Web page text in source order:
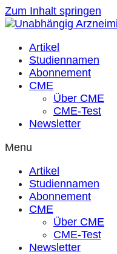
Zum Inhalt springen
Artikel
Studiennamen
Abonnement
CME
Über CME
CME-Test
Newsletter
Menu
Artikel
Studiennamen
Abonnement
CME
Über CME
CME-Test
Newsletter